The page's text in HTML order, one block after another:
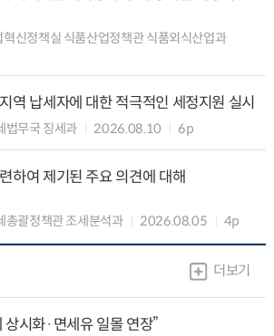
신정책실 식품산업정책관 식품외식산업과
역 납세자에 대한 적극적인 세정지원 실시
법무국 징세과 2026.08.10 6p
하여 제기된 주요 의견에 대해
총괄정책관 조세분석과 2026.08.05 4p
더보기
상시화·면세유 일몰 연장”